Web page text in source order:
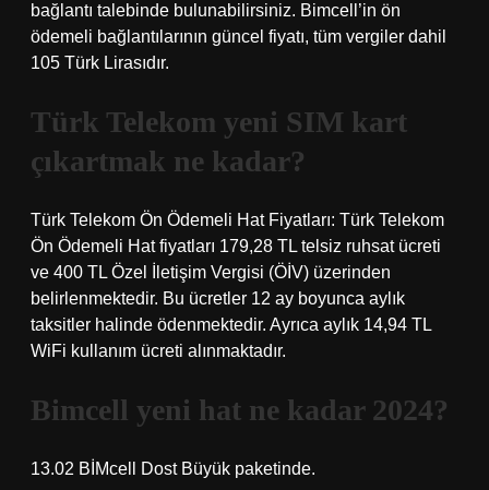
bağlantı talebinde bulunabilirsiniz. Bimcell’in ön
ödemeli bağlantılarının güncel fiyatı, tüm vergiler dahil
105 Türk Lirasıdır.
Türk Telekom yeni SIM kart
çıkartmak ne kadar?
Türk Telekom Ön Ödemeli Hat Fiyatları: Türk Telekom
Ön Ödemeli Hat fiyatları 179,28 TL telsiz ruhsat ücreti
ve 400 TL Özel İletişim Vergisi (ÖİV) üzerinden
belirlenmektedir. Bu ücretler 12 ay boyunca aylık
taksitler halinde ödenmektedir. Ayrıca aylık 14,94 TL
WiFi kullanım ücreti alınmaktadır.
Bimcell yeni hat ne kadar 2024?
13.02 BİMcell Dost Büyük paketinde.